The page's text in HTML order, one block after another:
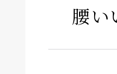
腰い